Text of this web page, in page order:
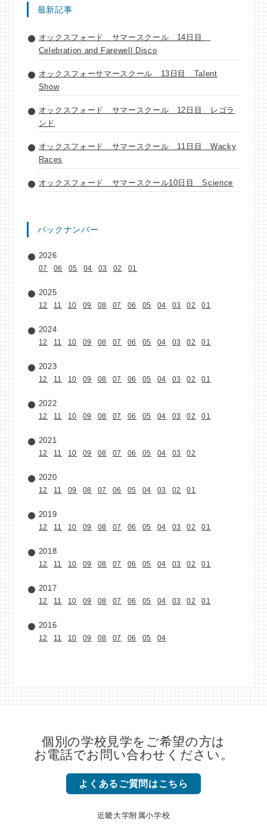
最新記事
オックスフォード サマースクール 14日目
Celebration and Farewell Disco
オックスフォーサマースクール 13日目 Talent
Show
オックスフォード サマースクール 12日目 レゴラ
ンド
オックスフォード サマースクール 11日目 Wacky
Races
オックスフォード サマースクール10日目 Science
バックナンバー
2026
07 06 05 04 03 02 01
2025
12 11 10 09 08 07 06 05 04 03 02 01
2024
12 11 10 09 08 07 06 05 04 03 02 01
2023
12 11 10 09 08 07 06 05 04 03 02 01
2022
12 11 10 09 08 07 06 05 04 03 02 01
2021
12 11 10 09 08 07 06 05 04 03 02
2020
12 11 09 08 07 06 05 04 03 02 01
2019
12 11 10 09 08 07 06 05 04 03 02 01
2018
12 11 10 09 08 07 06 05 04 03 02 01
2017
12 11 10 09 08 07 06 05 04 03 02 01
2016
12 11 10 09 08 07 06 05 04
個別の学校見学をご希望の方は
お電話でお問い合わせください。
よくあるご質問はこちら
近畿大学附属小学校